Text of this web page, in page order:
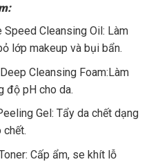
Speed Cleansing Oil: Làm
lớp makeup và bụi bẩn.
Cleansing Foam:Làm
độ pH cho da.
Gel: Tẩy da chết dạng
chết.
Cấp ẩm, se khít lỗ